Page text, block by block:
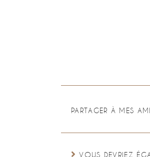
PARTAGER À MES
VOUS DEVRIEZ